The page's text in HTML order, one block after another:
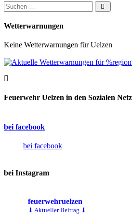
Suchen nach:
Wetterwarnungen
Keine Wetterwarnungen für Uelzen
Feuerwehr Uelzen in den Sozialen
bei facebook
bei facebook
bei Instagram
feuerwehruelzen
⬇ Aktueller Beitrag ⬇